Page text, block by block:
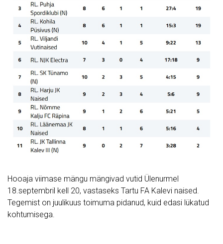
Hooaja viimase mängu mängivad vutid Ülenurmel
18.septembril kell 20, vastaseks Tartu FA Kalevi naised.
Tegemist on juulikuus toimuma pidanud, kuid edasi lükatud
kohtumisega.